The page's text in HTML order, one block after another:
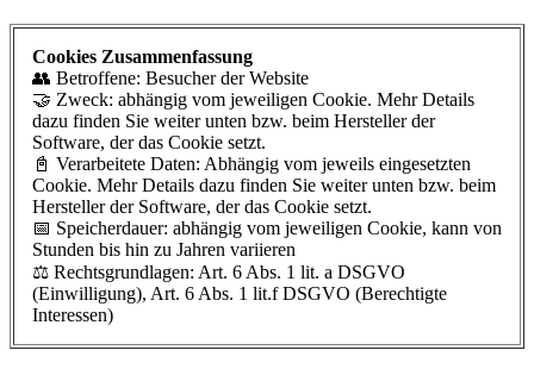
Cookies Zusammenfassung
👥 Betroffene: Besucher der Website
🤝 Zweck: abhängig vom jeweiligen Cookie. Mehr Details
dazu finden Sie weiter unten bzw. beim Hersteller der
Software, der das Cookie setzt.
📓 Verarbeitete Daten: Abhängig vom jeweils eingesetzten
Cookie. Mehr Details dazu finden Sie weiter unten bzw. beim
Hersteller der Software, der das Cookie setzt.
📅 Speicherdauer: abhängig vom jeweiligen Cookie, kann von
Stunden bis hin zu Jahren variieren
⚖️ Rechtsgrundlagen: Art. 6 Abs. 1 lit. a DSGVO
(Einwilligung), Art. 6 Abs. 1 lit.f DSGVO (Berechtigte
Interessen)